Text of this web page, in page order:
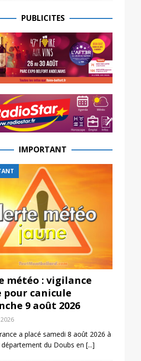
PUBLICITES
IMPORTANT
météo : vigilance
pour canicule
9 août 2026
a placé samedi 8 août 2026 à
département du Doubs en [...]